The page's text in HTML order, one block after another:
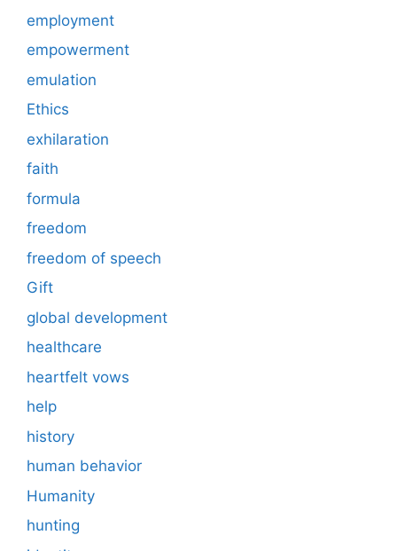
employment
empowerment
emulation
Ethics
exhilaration
faith
formula
freedom
freedom of speech
Gift
global development
healthcare
heartfelt vows
help
history
human behavior
Humanity
hunting